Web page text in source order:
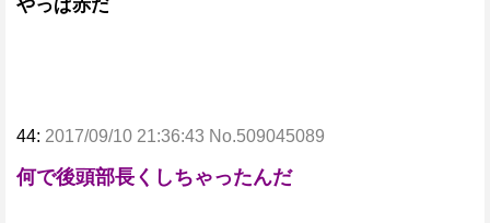
やっぱ赤だ
44: 2017/09/10 21:36:43 No.509045089
何で後頭部長くしちゃったんだ